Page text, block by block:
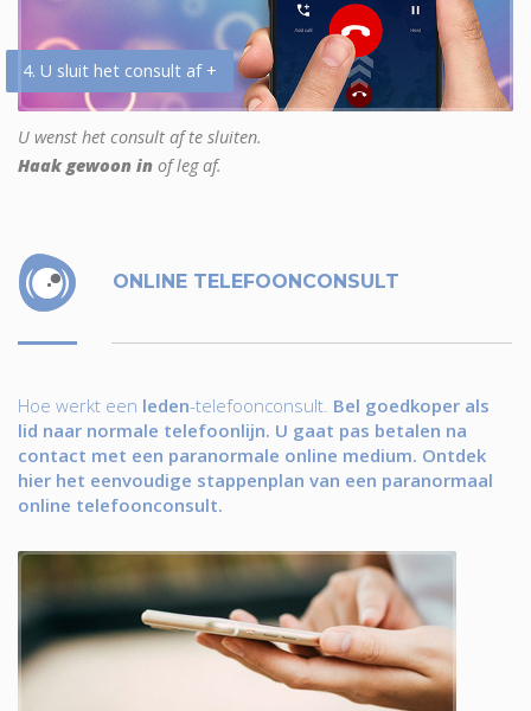
4. U sluit het consult af +
U wenst het consult af te sluiten.
Haak gewoon in of leg af.
ONLINE TELEFOONCONSULT
Hoe werkt een leden-telefoonconsult. Bel goedkoper als
lid naar normale telefoonlijn. U gaat pas betalen na
contact met een paranormale online medium. Ontdek
hier het eenvoudige stappenplan van een paranormaal
online telefoonconsult.